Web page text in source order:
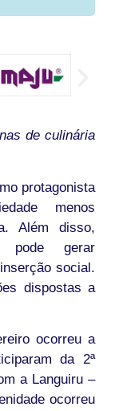
de culinária
protagonista
menos
Além disso,
pode gerar
social.
dispostas a
ocorreu a
da 2ª
a Languiru –
ocorreu